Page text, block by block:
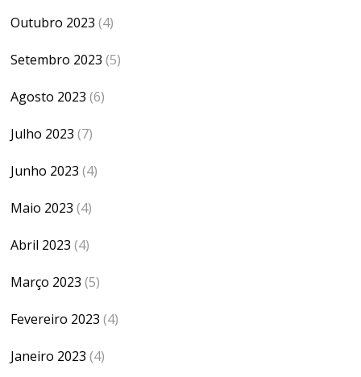
Outubro 2023 (4)
Setembro 2023 (5)
Agosto 2023 (6)
Julho 2023 (7)
Junho 2023 (4)
Maio 2023 (4)
Abril 2023 (4)
Março 2023 (5)
Fevereiro 2023 (4)
Janeiro 2023 (4)